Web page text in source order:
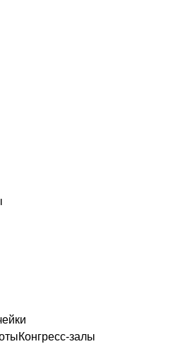
Конгресс-залы